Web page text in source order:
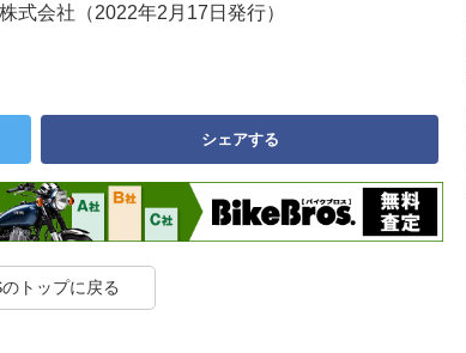
式会社（2022年2月17日発行）
シェアする
トップに戻る